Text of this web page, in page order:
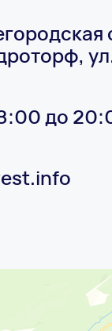
до
на карте